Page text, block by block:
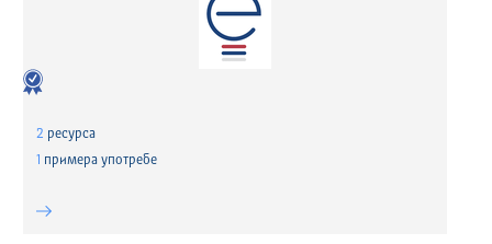
2 ресурса
1 примера употребе